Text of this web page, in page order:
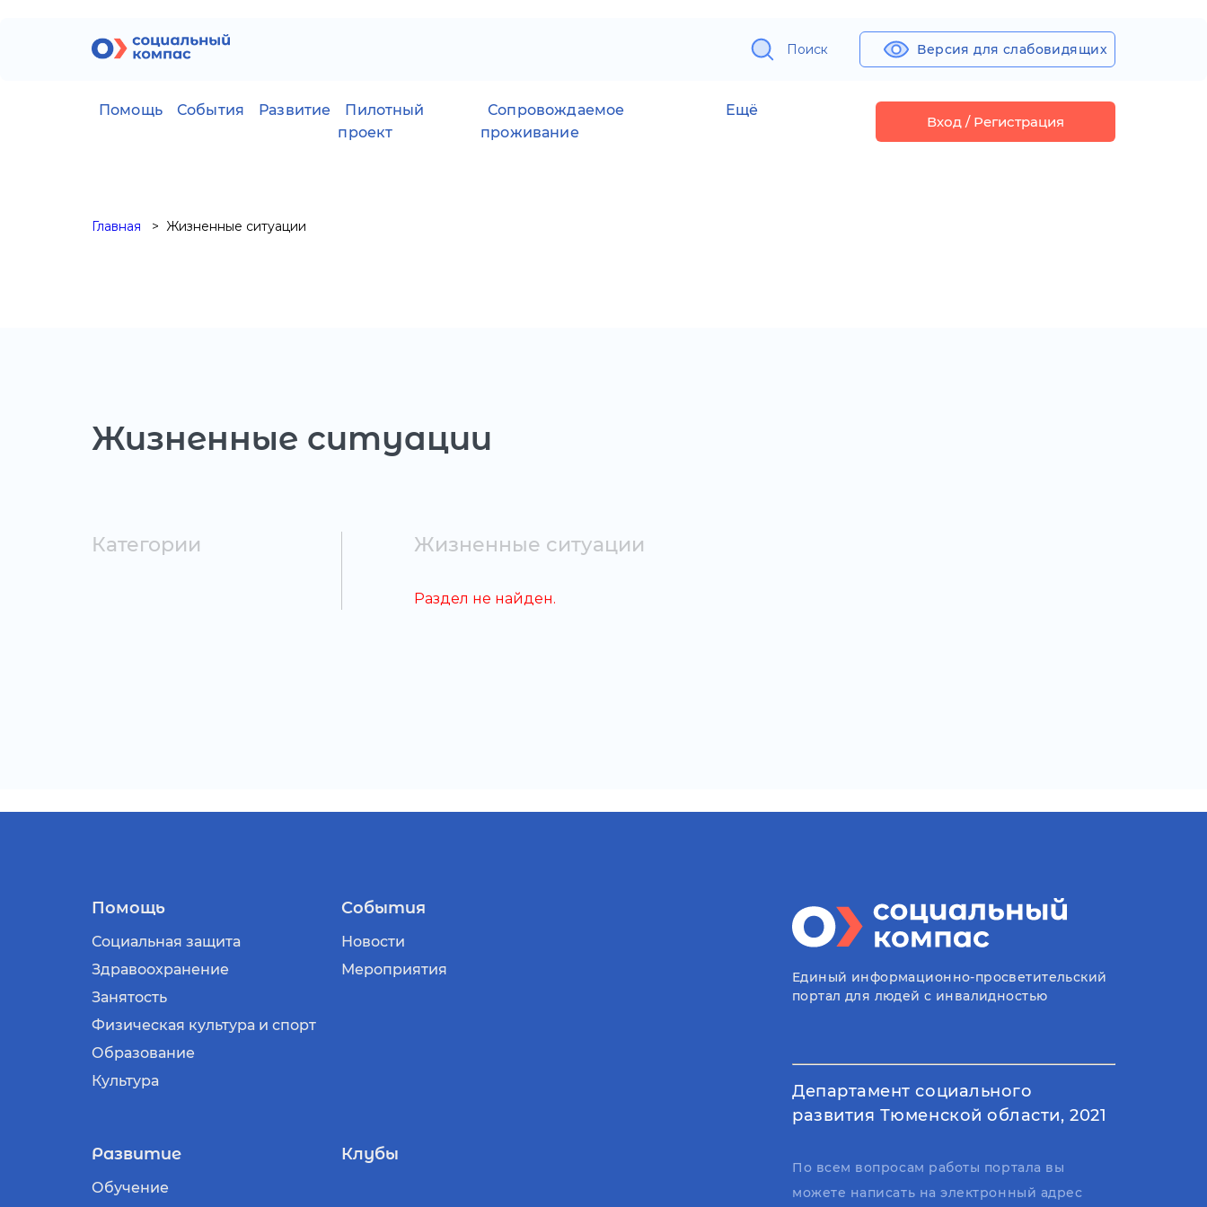
Поиск Версия для слабовидящих
Помощь События Развитие
Пилотный
проект
Сопровождаемое
проживание
Ещё
Вход / Регистрация
Главная Жизненные ситуации
Жизненные ситуации
Категории Жизненные ситуации
Раздел не найден.
Помощь
Социальная защита
Здравоохранение
Занятость
Физическая культура и спорт
Образование
Культура
События
Новости
Мероприятия
Развитие
Обучение
Клубы
Единый информационно-просветительский
портал для людей с инвалидностью
Департамент социального
развития Тюменской области, 2021
По всем вопросам работы портала вы
можете написать на электронный адрес